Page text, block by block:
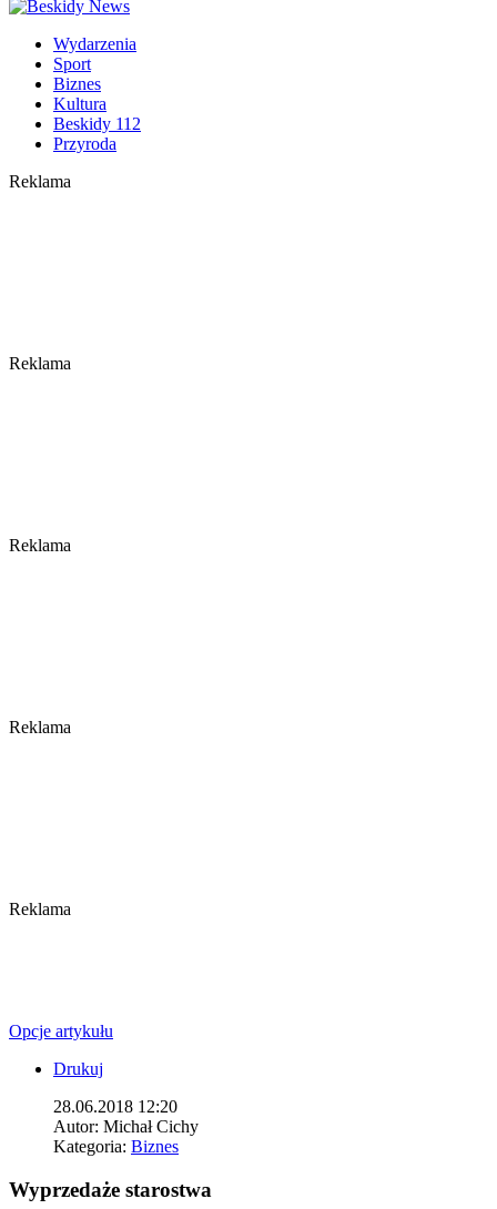
Wydarzenia
Sport
Biznes
Kultura
Beskidy 112
Przyroda
Reklama
Reklama
Reklama
Reklama
Reklama
Opcje artykułu
Drukuj
28.06.2018 12:20
Autor: Michał Cichy
Kategoria: Biznes
Wyprzedaże starostwa